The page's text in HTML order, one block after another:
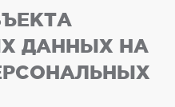
ДАННЫХ НА